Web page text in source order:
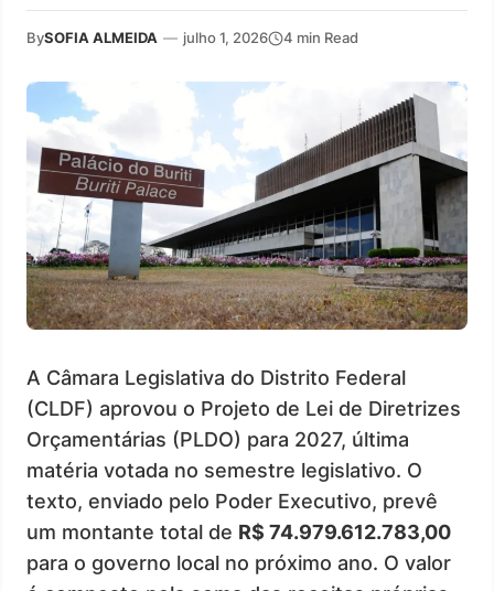
BySOFIA ALMEIDA — julho 1, 2026 4 min Read
A Câmara Legislativa do Distrito Federal
(CLDF) aprovou o Projeto de Lei de Diretrizes
Orçamentárias (PLDO) para 2027, última
matéria votada no semestre legislativo. O
texto, enviado pelo Poder Executivo, prevê
um montante total de R$ 74.979.612.783,00
para o governo local no próximo ano. O valor